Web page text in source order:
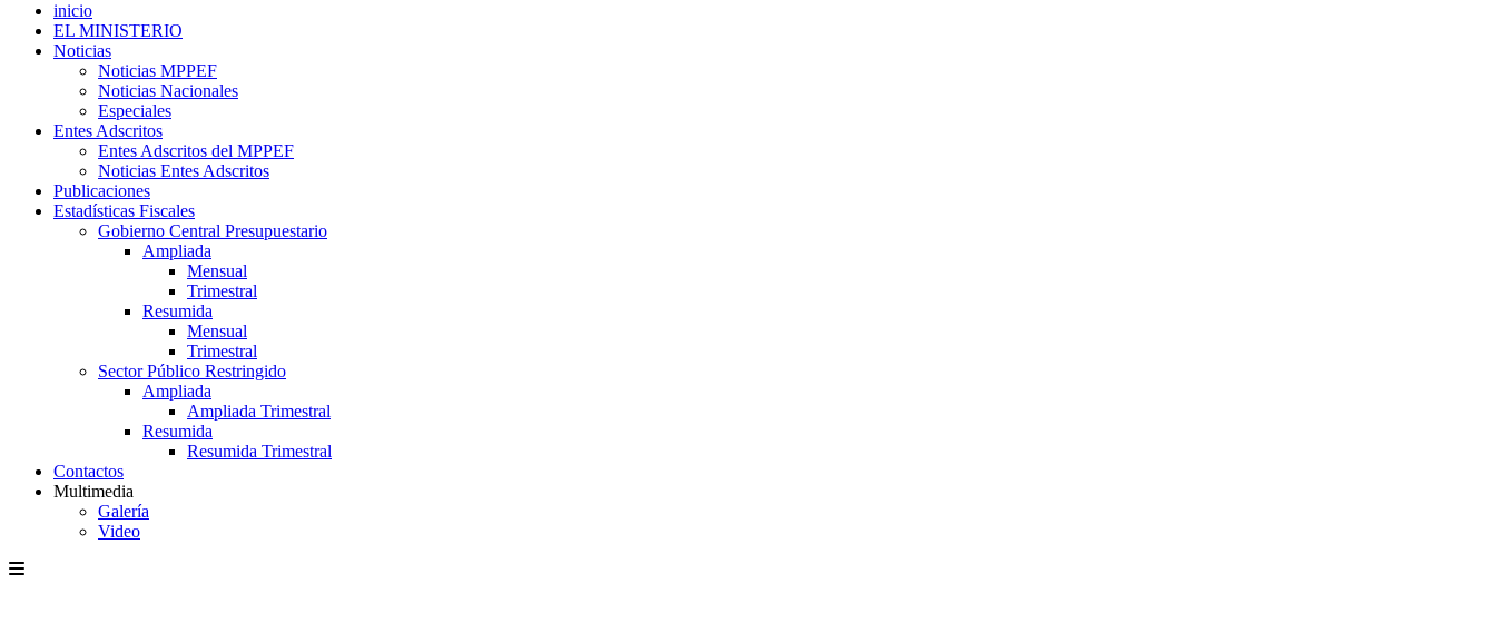
inicio
EL MINISTERIO
Noticias
Noticias MPPEF
Noticias Nacionales
Especiales
Entes Adscritos
Entes Adscritos del MPPEF
Noticias Entes Adscritos
Publicaciones
Estadísticas Fiscales
Gobierno Central Presupuestario
Ampliada
Mensual
Trimestral
Resumida
Mensual
Trimestral
Sector Público Restringido
Ampliada
Ampliada Trimestral
Resumida
Resumida Trimestral
Contactos
Multimedia
Galería
Video